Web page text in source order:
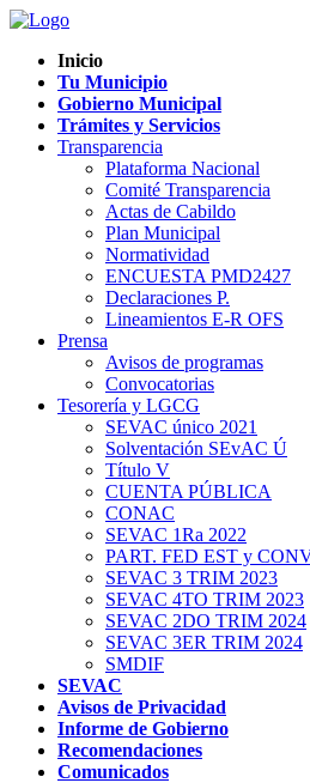
Inicio
Tu Municipio
Gobierno Municipal
Trámites y Servicios
Transparencia
Plataforma Nacional
Comité Transparencia
Actas de Cabildo
Plan Municipal
Normatividad
ENCUESTA PMD2427
Declaraciones P.
Lineamientos E-R OFS
Prensa
Avisos de programas
Convocatorias
Tesorería y LGCG
SEVAC único 2021
Solventación SEvAC Ú
Título V
CUENTA PÚBLICA
CONAC
SEVAC 1Ra 2022
PART. FED EST y
SEVAC 3 TRIM 2023
SEVAC 4TO TRIM 2023
SEVAC 2DO TRIM 2024
SEVAC 3ER TRIM 2024
SMDIF
SEVAC
Avisos de Privacidad
Informe de Gobierno
Recomendaciones
Comunicados